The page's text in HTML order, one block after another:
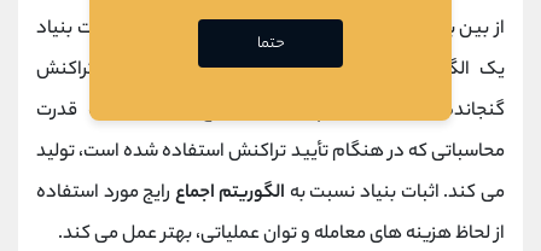
از بین بردن تاخیر معاملات و اسپم استفاده می کند. اثبات بنیاد
یک الگوریتم اجماع است که در یک پروتکل تأیید تراکنش
گنجانده شده است و پاداش استخراج را با توجه به قدرت
محاسباتی که در هنگام تأیید تراکنش استفاده شده است، تولید
می کند. اثبات بنیاد نسبت به الگوریتم اجماعرایج مورد استفاده
از لحاظ هزینه های معامله و توان عملیاتی، بهتر عمل می کند.
حتما